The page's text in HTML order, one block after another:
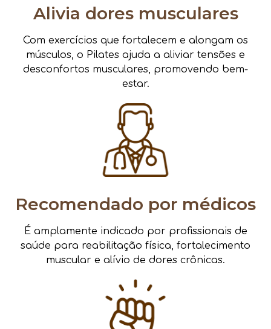
Alivia dores musculares
Com exercícios que fortalecem e alongam os
músculos, o Pilates ajuda a aliviar tensões e
desconfortos musculares, promovendo bem-
estar.
Recomendado por médicos
É amplamente indicado por profissionais de
saúde para reabilitação física, fortalecimento
muscular e alívio de dores crônicas.